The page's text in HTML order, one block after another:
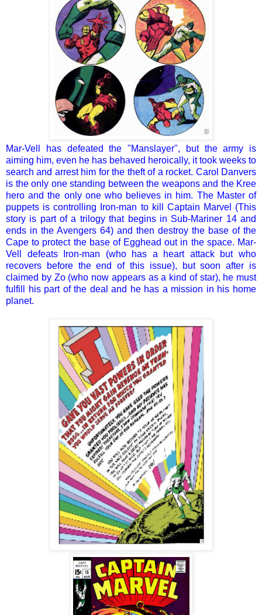
Mar-Vell has defeated the "Manslayer", but the army is
aiming him, even he has behaved heroically, it took weeks to
search and arrest him for the theft of a rocket. Carol Danvers
is the only one standing between the weapons and the Kree
hero and the only one who believes in him. The Master of
puppets is controlling Iron-man to kill Captain Marvel (This
story is part of a trilogy that begins in Sub-Mariner 14 and
ends in the Avengers 64) and then destroy the base of the
Cape to protect the base of Egghead out in the space. Mar-
Vell defeats Iron-man (who has a heart attack but who
recovers before the end of this issue), but soon after is
claimed by Zo (who now appears as a kind of star), he must
fulfill his part of the deal and he has a mission in his home
planet.